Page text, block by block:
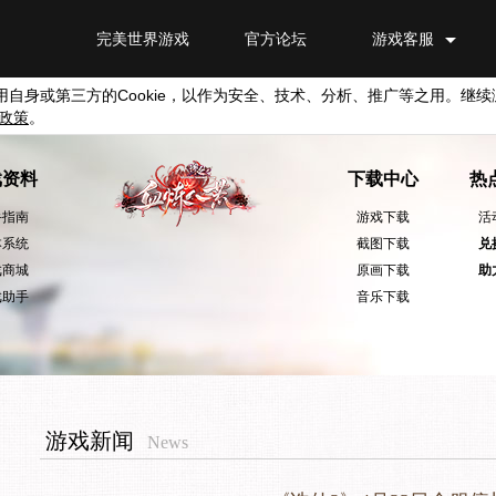
游戏客服
官方论坛
完美世界游戏
自身或第三方的Cookie ，以作为安全、技术、分析、推广等之用。继
策。
料
南
统
城
手
下载中心
游戏下载
截图下载
原画下载
音乐下载
热
活
兑
助
游戏新闻 News